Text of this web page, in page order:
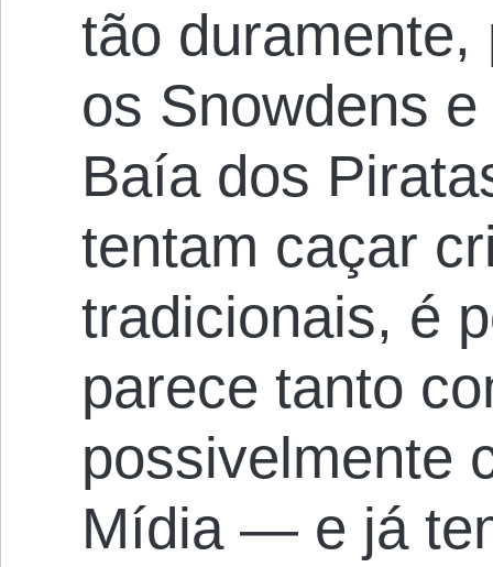
tão
os Snowdens
Baía dos
tentam caçar
tradicionais, é
parece tanto
possivelmente
Mídia — e já